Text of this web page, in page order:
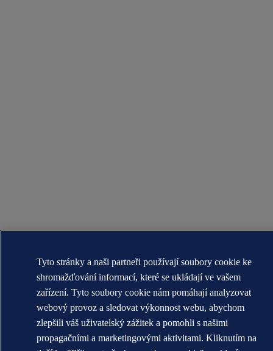
Tyto stránky a naši partneři používají soubory cookie ke
shromažďování informací, které se ukládají ve vašem
zařízení. Tyto soubory cookie nám pomáhají analyzovat
webový provoz a sledovat výkonnost webu, abychom
zlepšili váš uživatelský zážitek a pomohli s našimi
propagačními a marketingovými aktivitami. Kliknutím na